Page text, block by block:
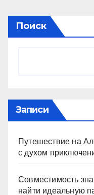
Поиск
Записи
Путешествие на
с духом
Совместимость
найти идеальную